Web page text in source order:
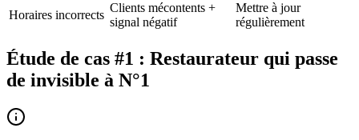
Horaires incorrects
Clients mécontents +
signal négatif
Mettre à jour
régulièrement
Étude de cas #1 : Restaurateur qui passe
de invisible à N°1